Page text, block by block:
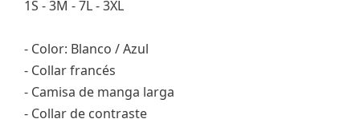
1S - 3M - 7L - 3XL
- Color: Blanco / Azul
- Collar francés
- Camisa de manga larga
- Collar de contraste